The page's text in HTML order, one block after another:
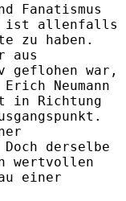
Fanatismus
ist allenfalls
zu haben.
aus
geflohen war,
Neumann
in Richtung
derselbe
wertvollen
einer